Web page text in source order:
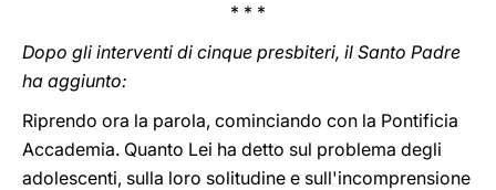
* * *
Dopo gli interventi di cinque presbiteri, il Santo Padre
ha aggiunto:
Riprendo ora la parola, cominciando con la Pontificia
Accademia. Quanto Lei ha detto sul problema degli
adolescenti, sulla loro solitudine e sull'incomprensione